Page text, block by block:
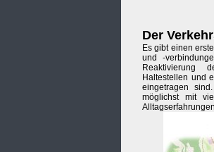
Der
Es gibt einen
und -
Reaktivierung
Haltestellen und
eingetragen
möglichst mit